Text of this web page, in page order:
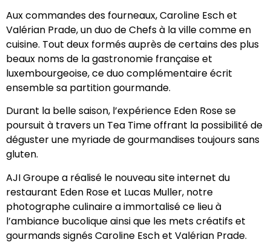
Aux commandes des fourneaux, Caroline Esch et
Valérian Prade, un duo de Chefs à la ville comme en
cuisine. Tout deux formés auprès de certains des plus
beaux noms de la gastronomie française et
luxembourgeoise, ce duo complémentaire écrit
ensemble sa partition gourmande.
Durant la belle saison, l’expérience Eden Rose se
poursuit à travers un Tea Time offrant la possibilité de
déguster une myriade de gourmandises toujours sans
gluten.
AJI Groupe a réalisé le nouveau site internet du
restaurant Eden Rose et Lucas Muller, notre
photographe culinaire a immortalisé ce lieu à
l’ambiance bucolique ainsi que les mets créatifs et
gourmands signés Caroline Esch et Valérian Prade.